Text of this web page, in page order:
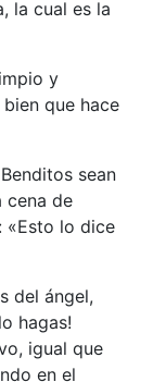
la cual es la
y
que hace
sean
cena de
«Esto lo dice
del ángel,
hagas!
igual que
en el